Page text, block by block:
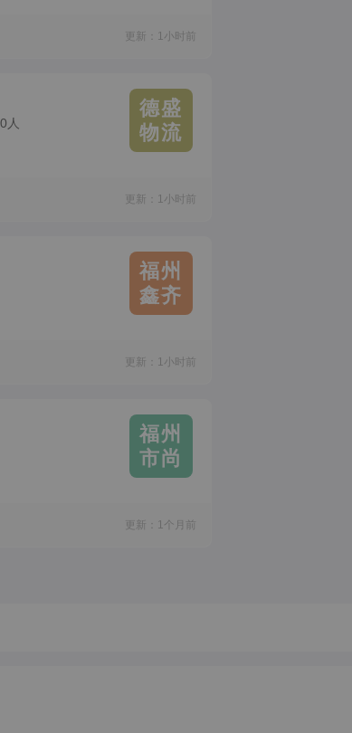
更新：1小时前
人
德盛
物流
更新：1小时前
福州
鑫齐
更新：1小时前
福州
市尚
更新：1个月前